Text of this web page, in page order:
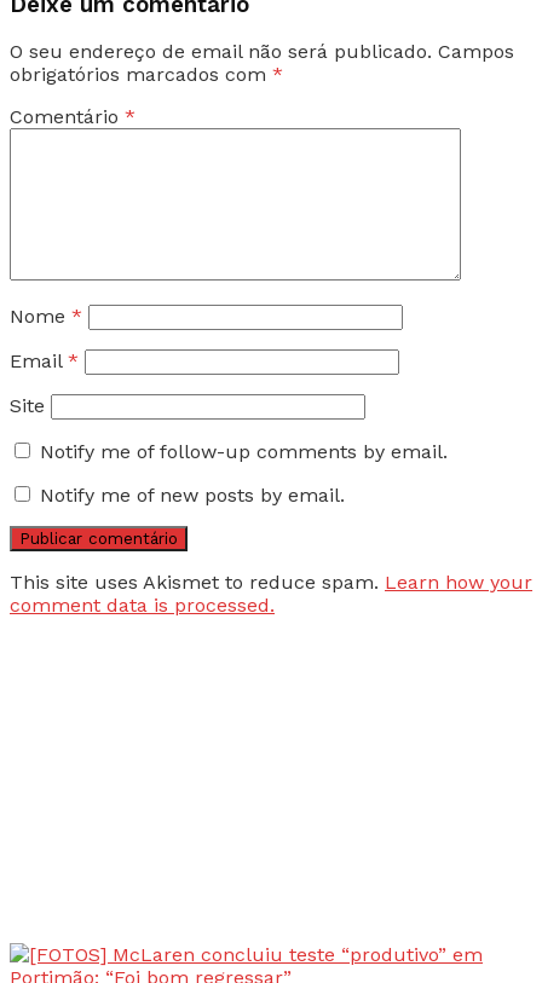
O seu endereço de email não será publicado. Campos
obrigatórios marcados com *
Comentário *
Nome *
Email *
Site
Notify me of follow-up comments by email.
Notify me of new posts by email.
This site uses Akismet to reduce spam. Learn how your
comment data is processed.